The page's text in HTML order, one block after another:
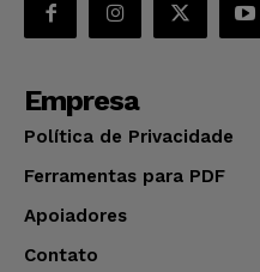
Empresa
Política de Privacidade
Ferramentas para PDF
Apoiadores
Contato